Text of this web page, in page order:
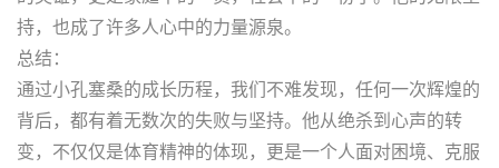
持，也成了许多人心中的力量源泉。
总结：
通过小孔塞桑的成长历程，我们不难发现，任何一次辉煌的
背后，都有着无数次的失败与坚持。他从绝杀到心声的转
变，不仅仅是体育精神的体现，更是一个人面对困境、克服